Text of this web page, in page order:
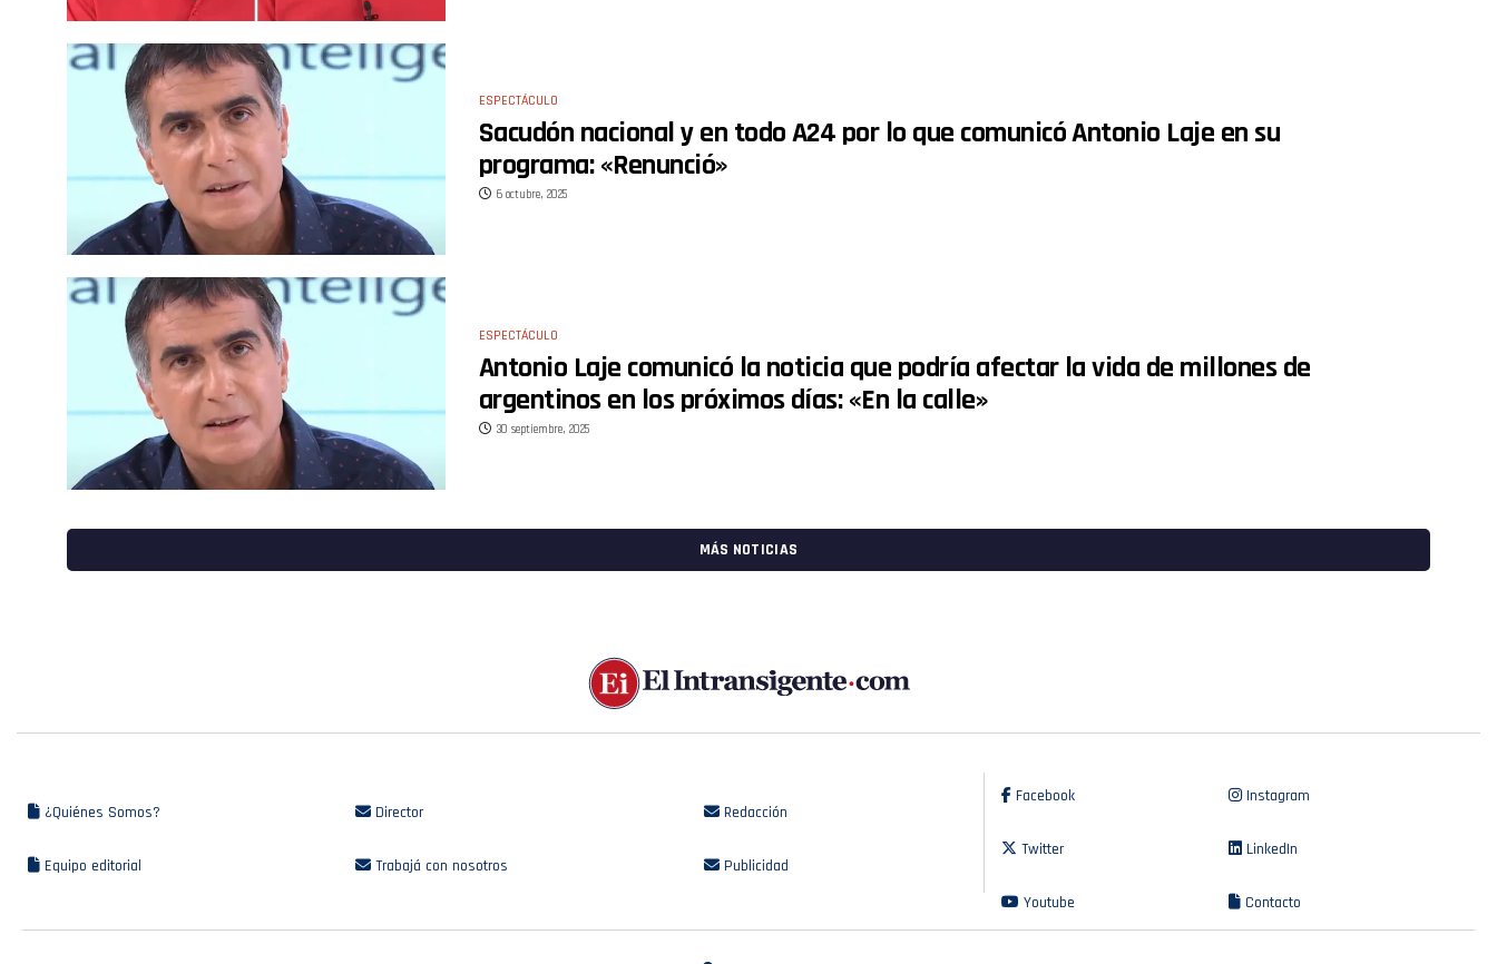
ESPECTÁCULO
Sacudón nacional y en todo A24 por lo que comunicó Antonio Laje en su
programa: «Renunció»
6 octubre, 2025
ESPECTÁCULO
Antonio Laje comunicó la noticia que podría afectar la vida de millones de
argentinos en los próximos días: «En la calle»
30 septiembre, 2025
MÁS NOTICIAS
¿Quiénes Somos? Director Redacción
Equipo editorial Trabajá con nosotros Publicidad
Facebook Instagram
Twitter LinkedIn
Youtube Contacto